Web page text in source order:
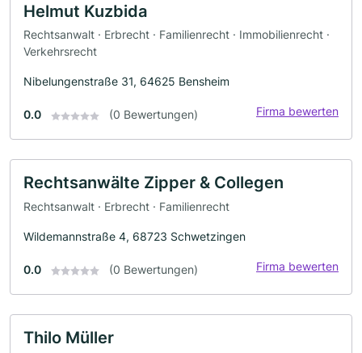
Helmut Kuzbida
Rechtsanwalt · Erbrecht · Familienrecht · Immobilienrecht ·
Verkehrsrecht
Nibelungenstraße 31, 64625 Bensheim
0.0 (0 Bewertungen) Firma bewerten
Rechtsanwälte Zipper & Collegen
Rechtsanwalt · Erbrecht · Familienrecht
Wildemannstraße 4, 68723 Schwetzingen
0.0 (0 Bewertungen) Firma bewerten
Thilo Müller